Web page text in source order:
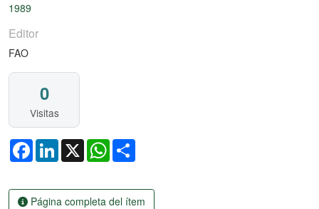
1989
Editor
FAO
0
Visitas
FacebookLinkedIn
X WhatsApp
Página completa del ítem